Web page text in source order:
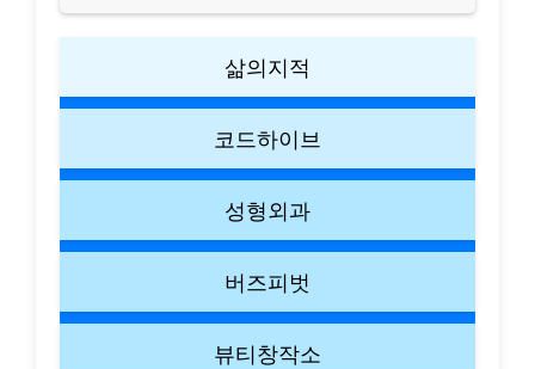
삶의지적
코드하이브
성형외과
버즈피벗
뷰티창작소